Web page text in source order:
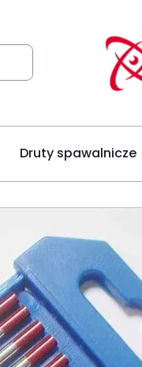
Druty spawalnicze